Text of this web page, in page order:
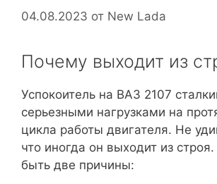
04.08.2023 от New Lada
Почему выходит из
Успокоитель на ВАЗ 2107
серьезными нагрузками на
цикла работы двигателя. Не
что иногда он выходит из
быть две причины: